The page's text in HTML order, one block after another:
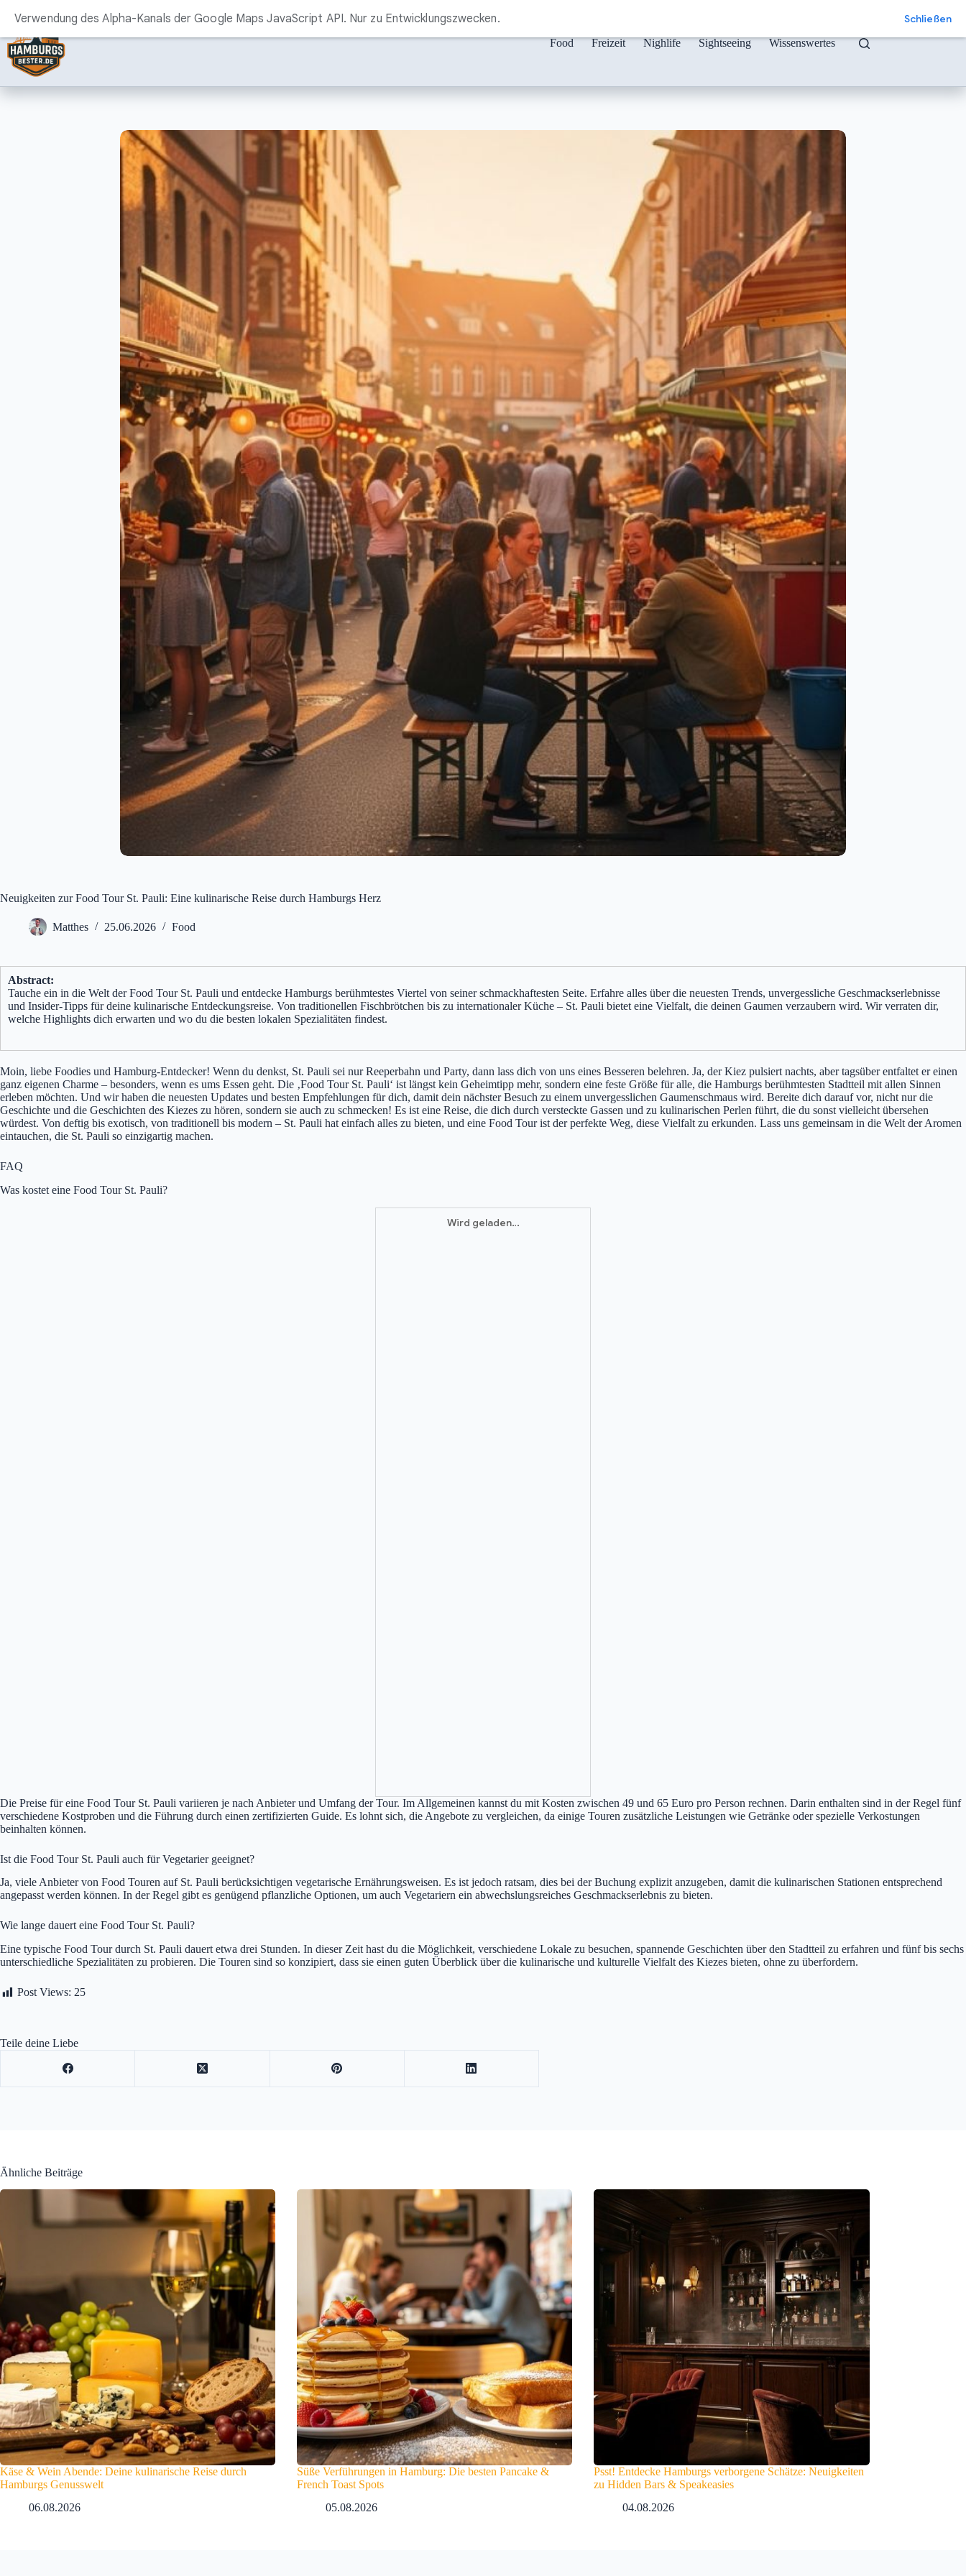
Inhalt
Food
Freizeit Nighlife Sightseeing Wissenswertes
Neuigkeiten zur Food Tour St. Pauli: Eine kulinarische Reise durch Hamburgs Herz
Matthes 25.06.2026 Food
Abstract:
Tauche ein in die Welt der Food Tour St. Pauli und entdecke Hamburgs berühmtestes Viertel von seiner schmackhaftesten Seite. Erfahre alles über die neuesten Trends, unvergessliche Geschmackserlebnisse
und Insider-Tipps für deine kulinarische Entdeckungsreise. Von traditionellen Fischbrötchen bis zu internationaler Küche – St. Pauli bietet eine Vielfalt, die deinen Gaumen verzaubern wird. Wir verraten dir,
welche Highlights dich erwarten und wo du die besten lokalen Spezialitäten findest.
Moin, liebe Foodies und Hamburg-Entdecker! Wenn du denkst, St. Pauli sei nur Reeperbahn und Party, dann lass dich von uns eines Besseren belehren. Ja, der Kiez pulsiert nachts, aber tagsüber entfaltet er einen
ganz eigenen Charme – besonders, wenn es ums Essen geht. Die ‚Food Tour St. Pauli‘ ist längst kein Geheimtipp mehr, sondern eine feste Größe für alle, die Hamburgs berühmtesten Stadtteil mit allen Sinnen
erleben möchten. Und wir haben die neuesten Updates und besten Empfehlungen für dich, damit dein nächster Besuch zu einem unvergesslichen Gaumenschmaus wird. Bereite dich darauf vor, nicht nur die
Geschichte und die Geschichten des Kiezes zu hören, sondern sie auch zu schmecken! Es ist eine Reise, die dich durch versteckte Gassen und zu kulinarischen Perlen führt, die du sonst vielleicht übersehen
würdest. Von deftig bis exotisch, von traditionell bis modern – St. Pauli hat einfach alles zu bieten, und eine Food Tour ist der perfekte Weg, diese Vielfalt zu erkunden. Lass uns gemeinsam in die Welt der Aromen
eintauchen, die St. Pauli so einzigartig machen.
FAQ
Was kostet eine Food Tour St. Pauli?
Die Preise für eine Food Tour St. Pauli variieren je nach Anbieter und Umfang der Tour. Im Allgemeinen kannst du mit Kosten zwischen 49 und 65 Euro pro Person rechnen. Darin enthalten sind in der Regel fünf
verschiedene Kostproben und die Führung durch einen zertifizierten Guide. Es lohnt sich, die Angebote zu vergleichen, da einige Touren zusätzliche Leistungen wie Getränke oder spezielle Verkostungen
beinhalten können.
Ist die Food Tour St. Pauli auch für Vegetarier geeignet?
Ja, viele Anbieter von Food Touren auf St. Pauli berücksichtigen vegetarische Ernährungsweisen. Es ist jedoch ratsam, dies bei der Buchung explizit anzugeben, damit die kulinarischen Stationen entsprechend
angepasst werden können. In der Regel gibt es genügend pflanzliche Optionen, um auch Vegetariern ein abwechslungsreiches Geschmackserlebnis zu bieten.
Wie lange dauert eine Food Tour St. Pauli?
Eine typische Food Tour durch St. Pauli dauert etwa drei Stunden. In dieser Zeit hast du die Möglichkeit, verschiedene Lokale zu besuchen, spannende Geschichten über den Stadtteil zu erfahren und fünf bis sechs
unterschiedliche Spezialitäten zu probieren. Die Touren sind so konzipiert, dass sie einen guten Überblick über die kulinarische und kulturelle Vielfalt des Kiezes bieten, ohne zu überfordern.
Post Views: 25
Teile deine Liebe
Ähnliche Beiträge
Käse & Wein Abende: Deine kulinarische Reise durch
Hamburgs Genusswelt
06.08.2026
Süße Verführungen in Hamburg: Die besten Pancake &
French Toast Spots
05.08.2026
Psst! Entdecke Hamburgs verborgene Schätze: Neuigkeiten
zu Hidden Bars & Speakeasies
04.08.2026
Verwendung des Alpha-Kanals der Google Maps JavaScript API. Nur zu Entwicklungszwecken. Schließen